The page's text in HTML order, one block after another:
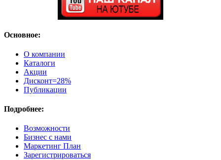
Основное:
О компании
Каталоги
Акции
Дисконт=28%
Публикации
Подробнее:
Возможности
Бизнес с нами
Маркетинг План
Зарегистрироваться